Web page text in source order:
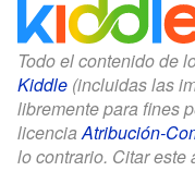
Todo el contenido de
Kiddle (incluidas las
libremente para fines
licenciaAtribución-
lo contrario. Citar este